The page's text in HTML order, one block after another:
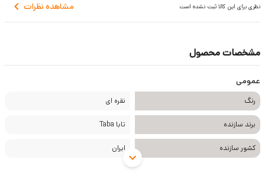
پنل به صورت توکار بر روی دیوار نصب می شود
دارای 3 سال گارانتی
مشاهده نظرات نظری برای این کالا ثبت نشده است
مشخصات محصول
عمومی
رنگ نقره ای
برند سازنده تابا Taba
کشور سازنده ایران